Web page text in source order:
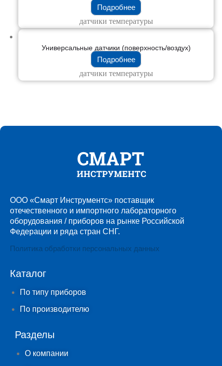
Подробнее
датчики температуры
Универсальные датчики (поверхность/воздух)
Подробнее
датчики температуры
ООО «Смарт Инструментс» поставщик
отечественного и импортного лабораторного
оборудования / приборов на рынке Российской
Федерации и ряда стран СНГ.
Политика обработки персональных данных
Каталог
По типу приборов
По производителю
Разделы
О компании